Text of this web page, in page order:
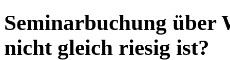
Seminarbuchung über
nicht gleich riesig ist?